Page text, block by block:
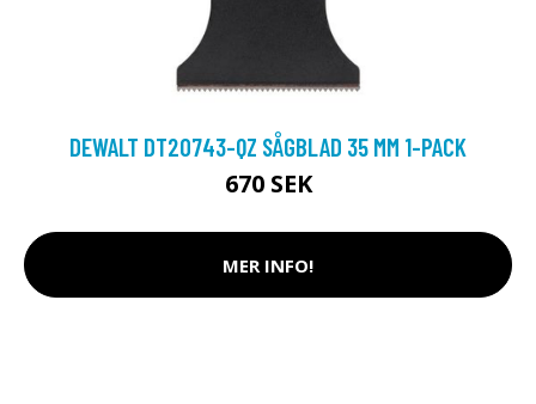
DEWALT DT20743-QZ SÅGBLAD 35 MM 1-PACK
670 SEK
MER INFO!